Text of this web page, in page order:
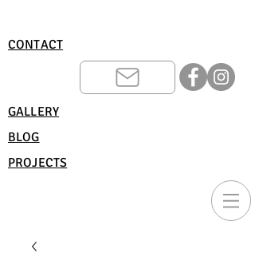
CONTACT
GALLERY
BLOG
PROJECTS